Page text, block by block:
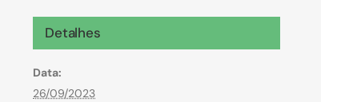
Microcrédito
Para MEI, microempresas e pessoas físicas
(feirantes e transportes)
Detalhes
Data:
26/09/2023